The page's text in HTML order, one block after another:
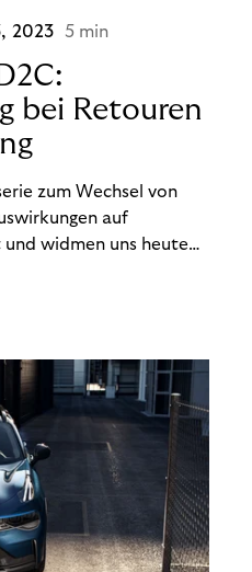
2023 5 min
bei Retouren
zum Wechsel von
auf
widmen uns heute